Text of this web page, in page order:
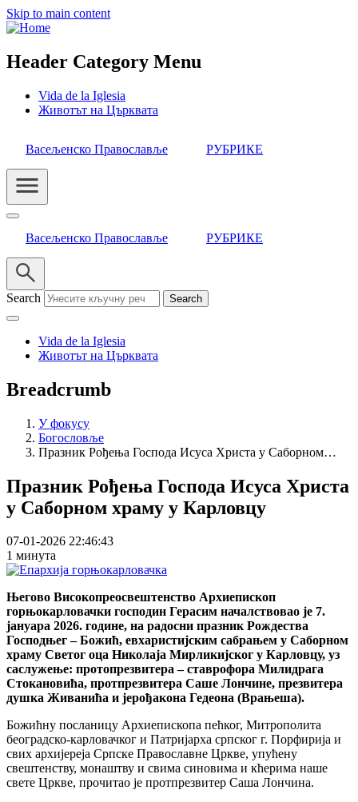
Skip to main content
Header Category Menu
Vida de la Iglesia
Животът на Църквата
Васељенско Православље РУБРИКЕ
Васељенско Православље РУБРИКЕ
Search
Vida de la Iglesia
Животът на Църквата
Breadcrumb
У фокусу
Богословље
Празник Рођења Господа Исуса Христа у Саборном…
Празник Рођења Господа Исуса Христа
у Саборном храму у Карловцу
07-01-2026 22:46:43
1 минута
Његово Високопреосвештенство Архиепископ
горњокарловачки господин Герасим началствовао је 7.
јануара 2026. године, на радосни празник Рождества
Господњег – Божић, евхаристијским сабрањем у Саборном
храму Светог оца Николаја Мирликијског у Карловцу, уз
саслужење: протопрезвитера – ставрофора Милидрага
Стокановића, протпрезвитера Саше Лончине, презвитера
душка Живанића и јерођакона Гедеона (Врањеша).
Божићну посланицу Архиепископа пећког, Митрополита
београдско-карловачког и Патријарха српског г. Порфирија и
свих архијереја Српске Православне Цркве, упућену
свештенству, монаштву и свима синовима и кћерима наше
свете Цркве, прочитао је протпрезвитер Саша Лончина.